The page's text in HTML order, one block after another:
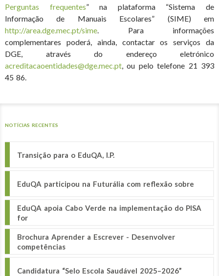
Perguntas frequentes” na plataforma “Sistema de
Informação de Manuais Escolares” (SIME) em
http://area.dge.mec.pt/sime . Para informações
complementares poderá, ainda, contactar os serviços da
DGE, através do endereço eletrónico
acreditacaoentidades@dge.mec.pt , ou pelo telefone 21 393
45 86.
NOTÍCIAS RECENTES
Transição para o EduQA, I.P.
EduQA participou na Futurália com reflexão sobre
EduQA apoia Cabo Verde na implementação do PISA
for
Brochura Aprender a Escrever - Desenvolver
competências
Candidatura “Selo Escola Saudável 2025–2026”